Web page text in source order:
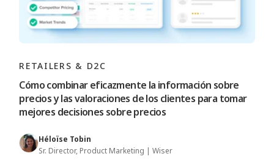
RETAILERS & D2C
Cómo combinar eficazmente la información sobre
precios y las valoraciones de los clientes para tomar
mejores decisiones sobre precios
Héloïse Tobin
Sr. Director, Product Marketing | Wiser